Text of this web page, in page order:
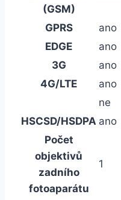
(GSM)
GPRS
ano
EDGE
ano
3G
ano
4G/LTE
ano
ne
HSCSD/HSDPA ano
Počet
objektivů
zadního
fotoaparátu
1